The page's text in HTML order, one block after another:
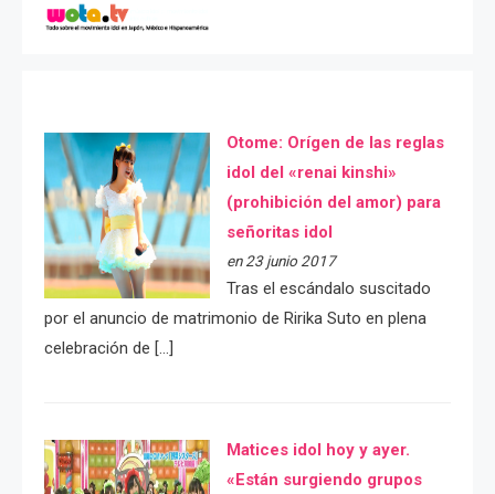
Otome: Orígen de las reglas
idol del «renai kinshi»
(prohibición del amor) para
señoritas idol
en 23 junio 2017
Tras el escándalo suscitado
por el anuncio de matrimonio de Ririka Suto en plena
celebración de […]
Matices idol hoy y ayer.
«Están surgiendo grupos